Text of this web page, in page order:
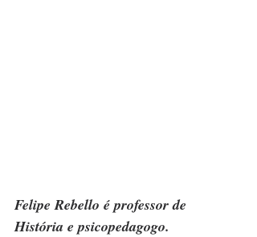
Felipe Rebello é professor de
História e psicopedagogo.